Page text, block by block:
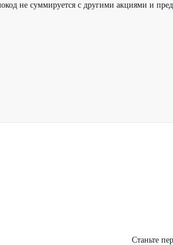
не суммируется с другими акциями и
Станьте